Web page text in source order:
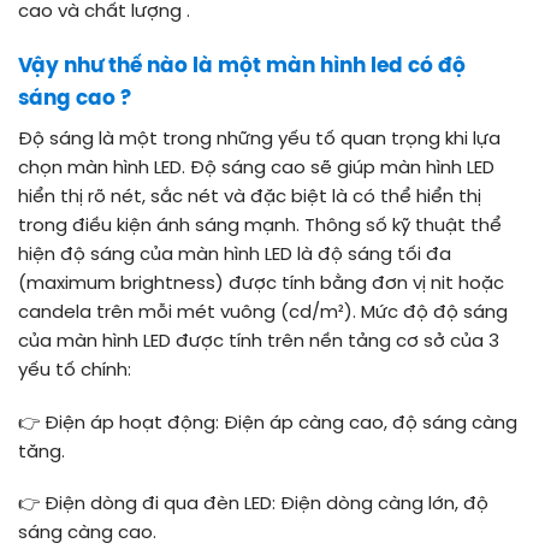
cao và chất lượng .
Vậy như thế nào là một màn hình led có độ
sáng cao ?
Độ sáng là một trong những yếu tố quan trọng khi lựa
chọn màn hình LED. Độ sáng cao sẽ giúp màn hình LED
hiển thị rõ nét, sắc nét và đặc biệt là có thể hiển thị
trong điều kiện ánh sáng mạnh. Thông số kỹ thuật thể
hiện độ sáng của màn hình LED là độ sáng tối đa
(maximum brightness) được tính bằng đơn vị nit hoặc
candela trên mỗi mét vuông (cd/m²). Mức độ độ sáng
của màn hình LED được tính trên nền tảng cơ sở của 3
yếu tố chính:
👉 Điện áp hoạt động: Điện áp càng cao, độ sáng càng
tăng.
👉 Điện dòng đi qua đèn LED: Điện dòng càng lớn, độ
sáng càng cao.